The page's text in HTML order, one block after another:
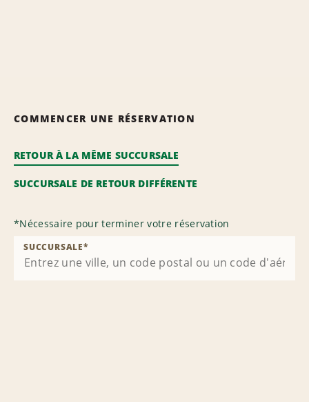
COMMENCER UNE RÉSERVATION
RETOUR À LA MÊME SUCCURSALE
SUCCURSALE DE RETOUR DIFFÉRENTE
*Nécessaire pour terminer votre réservation
SUCCURSALE*